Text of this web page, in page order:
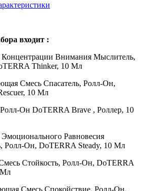
входит :
Внимания Мыслитель,
Thinker, 10 Мл
Смесь Спасатель, Ролл-Он,
10 Мл
Он DoTERRA Brave , Роллер, 10
Равновесия
Ролл-Он, DoTERRA Steady, 10 Мл
Стойкость, Ролл-Он, DoTERRA
Мл